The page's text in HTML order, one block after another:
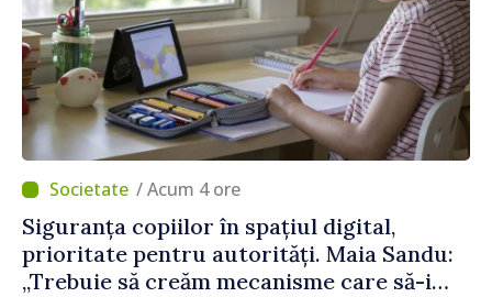
/ Acum 4 ore
Siguranța copiilor în spațiul digital,
prioritate pentru autorități. Maia Sandu:
„Trebuie să creăm mecanisme care să-i